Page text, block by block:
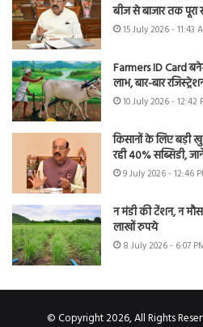
बीज से बाजार तक पूरा
15 July 2026 - 11:43
Farmers ID Card
लाभ, बार-बार
10 July 2026 - 12:42
किसानों के लिए बड़ी
रही 40% सब्सिडी,
9 July 2026 - 12:46
न मंडी की टेंशन, न
लाखों रुपये
8 July 2026 - 6:07
© Copyright 2026, All Rights